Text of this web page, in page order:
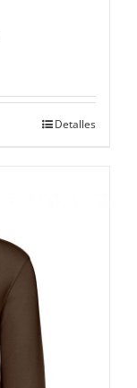
Detalles